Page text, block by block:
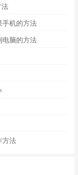
机的方法
脑的方法
方法